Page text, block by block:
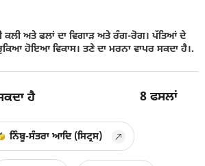
ਕਲੀ ਅਤੇ ਫਲਾਂ ਦਾ ਵਿਗਾੜ ਅਤੇ ਰੰਗ-ਰੋਗ। ਪੱਤਿਆਂ ਦੇ
ਹੋਇਆ ਵਿਕਾਸ। ਤਣੇ ਦਾ ਮਰਨਾ ਵਾਪਰ ਸਕਦਾ ਹੈ।.
ਹੈ 8ਫਸਲਾਂ
ਨਿੰਬੂ-ਸੰਤਰਾ ਆਦਿ (ਸਿਟ੍ਰਸ)